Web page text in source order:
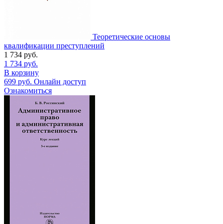
Теоретические основы
квалификации преступлений
1 734 руб.
1 734 руб.
В корзину
699 руб. Онлайн доступ
Ознакомиться